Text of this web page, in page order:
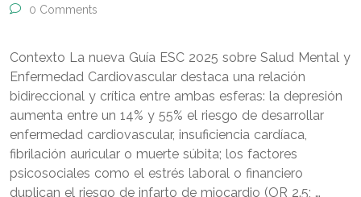
0 Comments
Contexto La nueva Guía ESC 2025 sobre Salud Mental y
Enfermedad Cardiovascular destaca una relación
bidireccional y crítica entre ambas esferas: la depresión
aumenta entre un 14% y 55% el riesgo de desarrollar
enfermedad cardiovascular, insuficiencia cardíaca,
fibrilación auricular o muerte súbita; los factores
psicosociales como el estrés laboral o financiero
duplican el riesgo de infarto de miocardio (OR 2.5; …